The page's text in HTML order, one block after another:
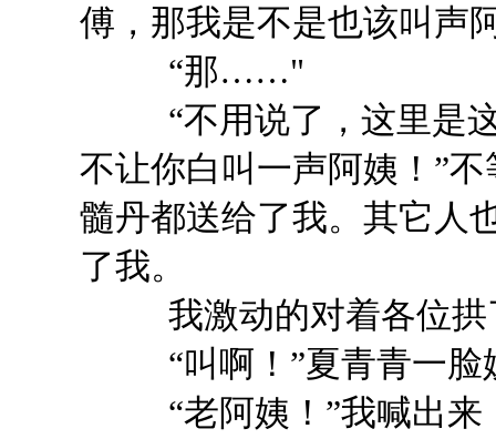
傅，那我是不是也该叫声
“那……"
“不用说了，这里是这
不让你白叫一声阿姨！”
髓丹都送给了我。其它人
了我。
我激动的对着各位拱
“叫啊！”夏青青一脸
“老阿姨！”我喊出来